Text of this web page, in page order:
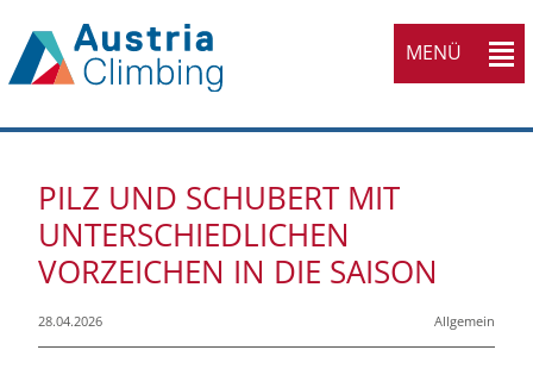
MENÜ
PILZ UND SCHUBERT MIT
UNTERSCHIEDLICHEN
VORZEICHEN IN DIE SAISON
28.04.2026 Allgemein